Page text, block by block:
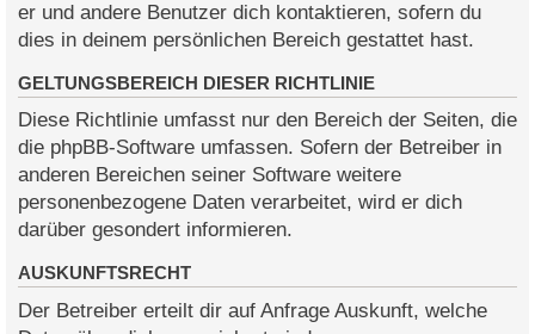
er und andere Benutzer dich kontaktieren, sofern du
dies in deinem persönlichen Bereich gestattet hast.
GELTUNGSBEREICH DIESER RICHTLINIE
Diese Richtlinie umfasst nur den Bereich der Seiten, die
die phpBB-Software umfassen. Sofern der Betreiber in
anderen Bereichen seiner Software weitere
personenbezogene Daten verarbeitet, wird er dich
darüber gesondert informieren.
AUSKUNFTSRECHT
Der Betreiber erteilt dir auf Anfrage Auskunft, welche